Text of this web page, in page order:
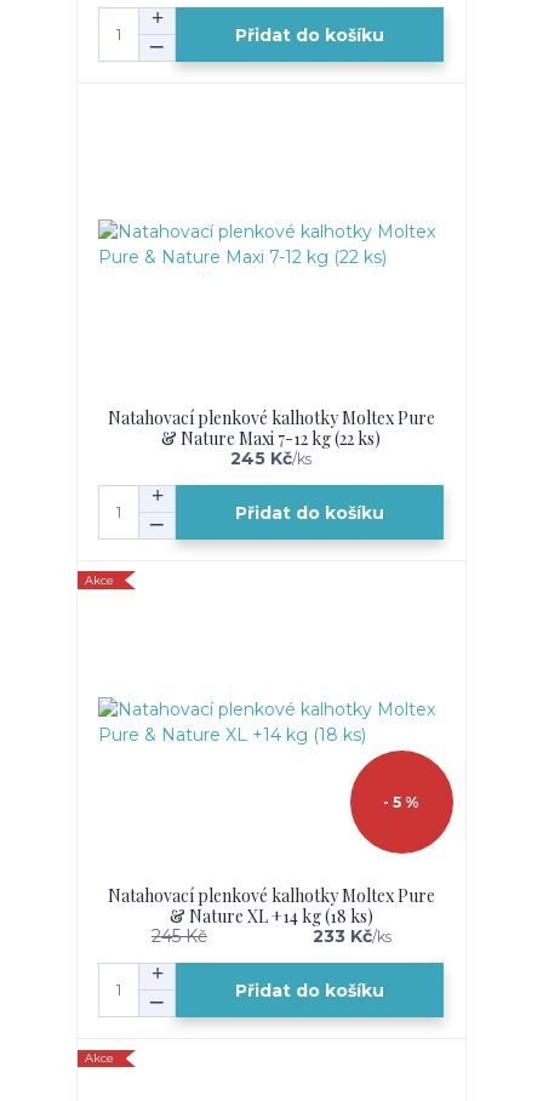
Přidat do košíku
Natahovací plenkové kalhotky Moltex Pure
& Nature Maxi 7-12 kg (22 ks)
245 Kč/ks
Přidat do košíku
Akce
- 5 %
Natahovací plenkové kalhotky Moltex Pure
& Nature XL +14 kg (18 ks)
245 Kč 233 Kč/ks
Přidat do košíku
Akce